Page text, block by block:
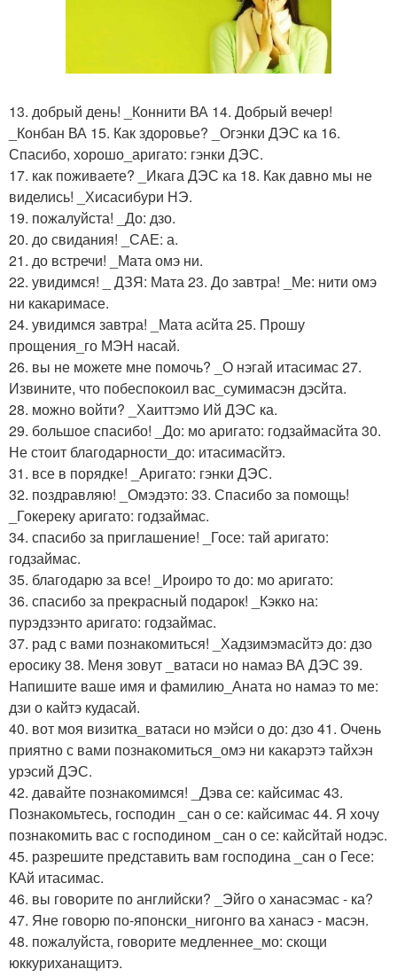
13. добрый день! _Коннити ВА 14. Добрый вечер!
_Конбан ВА 15. Как здоровье? _Огэнки ДЭС ка 16.
Спасибо, хорошо_аригато: гэнки ДЭС.
17. как поживаете? _Икага ДЭС ка 18. Как давно мы не
виделись! _Хисасибури НЭ.
19. пожалуйста! _До: дзо.
20. до свидания! _САЕ: а.
21. до встречи! _Мата омэ ни.
22. увидимся! _ ДЗЯ: Мата 23. До завтра! _Ме: нити омэ
ни какаримасе.
24. увидимся завтра! _Мата асйта 25. Прошу
прощения_го МЭН насай.
26. вы не можете мне помочь? _О нэгай итасимас 27.
Извините, что побеспокоил вас_сумимасэн дэсйта.
28. можно войти? _Хаиттэмо Ий ДЭС ка.
29. большое спасибо! _До: мо аригато: годзаймасйта 30.
Не стоит благодарности_до: итасимасйтэ.
31. все в порядке! _Аригато: гэнки ДЭС.
32. поздравляю! _Омэдэто: 33. Спасибо за помощь!
_Гокереку аригато: годзаймас.
34. спасибо за приглашение! _Госе: тай аригато:
годзаймас.
35. благодарю за все! _Ироиро то до: мо аригато:
36. спасибо за прекрасный подарок! _Кэкко на:
пурэдзэнто аригато: годзаймас.
37. рад с вами познакомиться! _Хадзимэмасйтэ до: дзо
еросику 38. Меня зовут _ватаси но намаэ ВА ДЭС 39.
Напишите ваше имя и фамилию_Аната но намаэ то ме:
дзи о кайтэ кудасай.
40. вот моя визитка_ватаси но мэйси о до: дзо 41. Очень
приятно с вами познакомиться_омэ ни какарэтэ тайхэн
урэсий ДЭС.
42. давайте познакомимся! _Дэва се: кайсимас 43.
Познакомьтесь, господин _сан о се: кайсимас 44. Я хочу
познакомить вас с господином _сан о се: кайсйтай нодэс.
45. разрешите представить вам господина _сан о Гесе:
КАй итасимас.
46. вы говорите по английски? _Эйго о ханасэмас - ка?
47. Яне говорю по-японски_нигонго ва ханасэ - масэн.
48. пожалуйста, говорите медленнее_мо: скощи
юккуриханащитэ.